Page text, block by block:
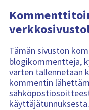
Tämän sivuston
blogikommentteja,
varten tallennetaan
kommentin
käyttäjätunnuksesta.